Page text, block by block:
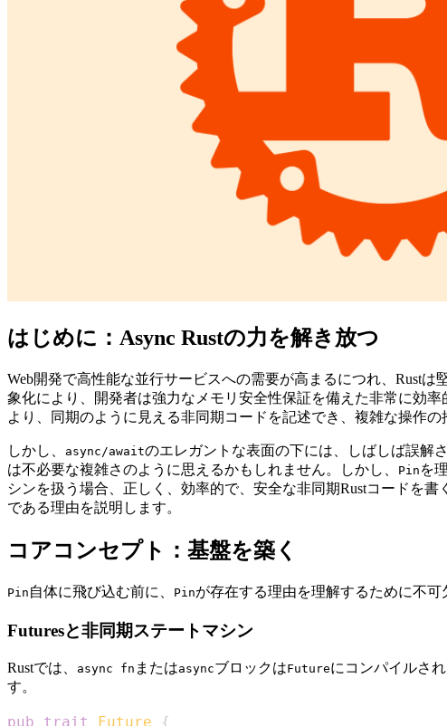
はじめに：Async Rustの力を解き放つ
Web開発で高性能な並行サービスへの需要が高まるにつれ、Rust
象化により、開発者は強力なメモリ安全性保証を備えた非常に効
より、同期のように見える非同期コードを記述でき、複雑な操作の
しかし、 async/awaitのエレガントな表面の下には、しばしば誤解
は不必要な複雑さのように思えるかもしれません。しかし、
Pin を
シンを扱う場合、正しく、効率的で、安全な非同期Rustコードを書
である理由を説明します。
コアコンセプト：基盤を築く
Pin 自体に飛び込む前に、 Pinが存在する理由を理解するために不
Futuresと非同期ステートマシン
Rustでは、 async fn またはasyncブロックはFutureにコンパイルされ
す。
pub trait Future
{